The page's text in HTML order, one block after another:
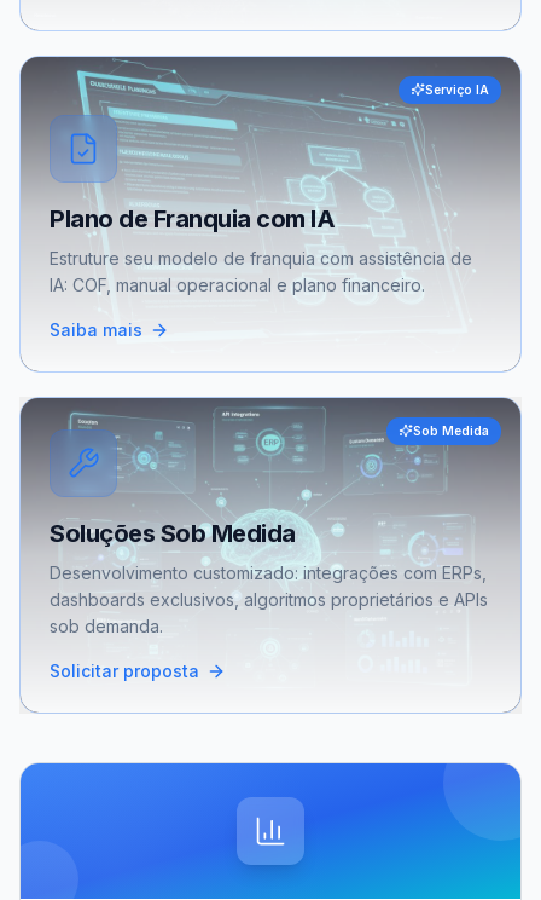
Serviço IA
Plano de Franquia com IA
Estruture seu modelo de franquia com assistência de
IA: COF, manual operacional e plano financeiro.
Saiba mais
Sob Medida
Soluções Sob Medida
Desenvolvimento customizado: integrações com ERPs,
dashboards exclusivos, algoritmos proprietários e APIs
sob demanda.
Solicitar proposta